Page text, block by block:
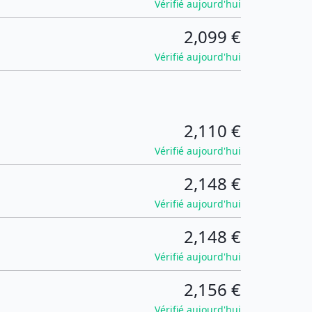
Vérifié aujourd'hui
2,099 €
Vérifié aujourd'hui
2,110 €
Vérifié aujourd'hui
2,148 €
Vérifié aujourd'hui
2,148 €
Vérifié aujourd'hui
2,156 €